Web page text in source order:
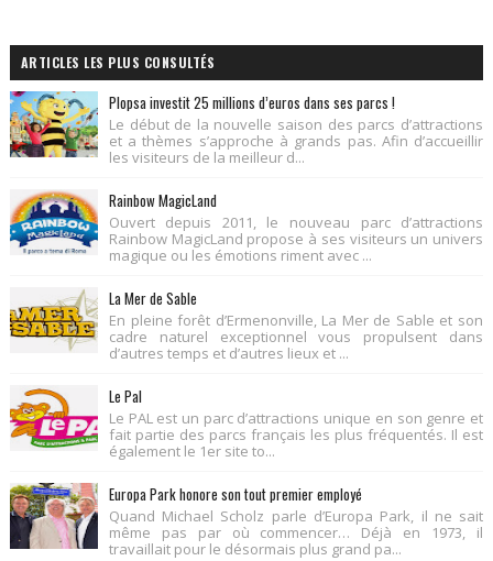
ARTICLES LES PLUS CONSULTÉS
Plopsa investit 25 millions d’euros dans ses parcs !
Le début de la nouvelle saison des parcs d’attractions
et a thèmes s’approche à grands pas. Afin d’accueillir
les visiteurs de la meilleur d...
Rainbow MagicLand
Ouvert depuis 2011, le nouveau parc d’attractions
Rainbow MagicLand propose à ses visiteurs un univers
magique ou les émotions riment avec ...
La Mer de Sable
En pleine forêt d’Ermenonville, La Mer de Sable et son
cadre naturel exceptionnel vous propulsent dans
d’autres temps et d’autres lieux et ...
Le Pal
Le PAL est un parc d’attractions unique en son genre et
fait partie des parcs français les plus fréquentés. Il est
également le 1er site to...
Europa Park honore son tout premier employé
Quand Michael Scholz parle d’Europa Park, il ne sait
même pas par où commencer… Déjà en 1973, il
travaillait pour le désormais plus grand pa...